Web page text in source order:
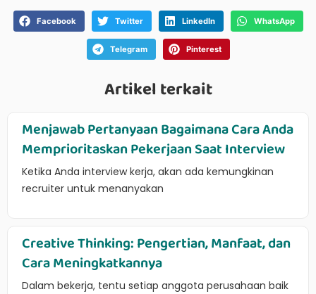
Facebook Twitter LinkedIn WhatsApp
Telegram Pinterest
Artikel terkait
Menjawab Pertanyaan Bagaimana Cara Anda
Memprioritaskan Pekerjaan Saat Interview
Ketika Anda interview kerja, akan ada kemungkinan
recruiter untuk menanyakan
Creative Thinking: Pengertian, Manfaat, dan
Cara Meningkatkannya
Dalam bekerja, tentu setiap anggota perusahaan baik